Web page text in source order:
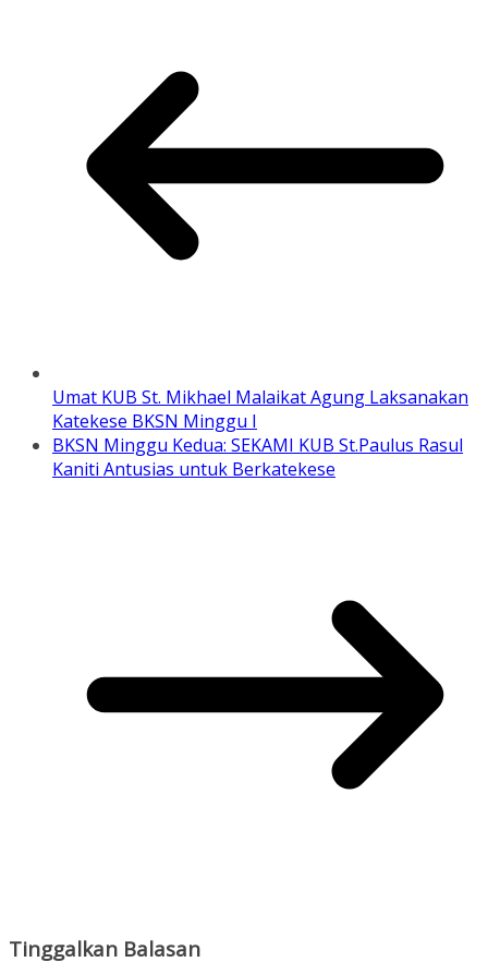
Umat KUB St. Mikhael Malaikat Agung Laksanakan
Katekese BKSN Minggu I
BKSN Minggu Kedua: SEKAMI KUB St.Paulus Rasul
Kaniti Antusias untuk Berkatekese
Tinggalkan Balasan